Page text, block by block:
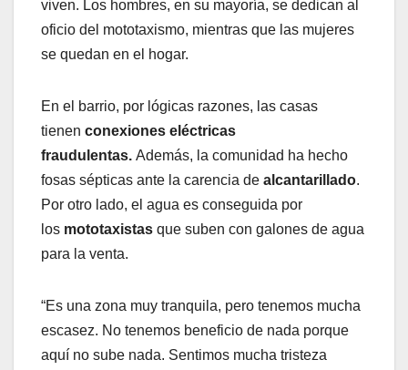
viven. Los hombres, en su mayoría, se dedican al
oficio del mototaxismo, mientras que las mujeres
se quedan en el hogar.
En el barrio, por lógicas razones, las casas
tienen conexiones eléctricas
fraudulentas. Además, la comunidad ha hecho
fosas sépticas ante la carencia de alcantarillado.
Por otro lado, el agua es conseguida por
los mototaxistas que suben con galones de agua
para la venta.
“Es una zona muy tranquila, pero tenemos mucha
escasez. No tenemos beneficio de nada porque
aquí no sube nada. Sentimos mucha tristeza